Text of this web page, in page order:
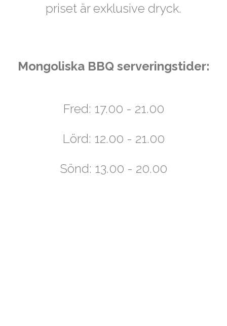
priset är exklusive dryck.
Mongoliska BBQ serveringstider:
Fred: 17.00 - 21.00
Lörd: 12.00 - 21.00
Sönd: 13.00 - 20.00